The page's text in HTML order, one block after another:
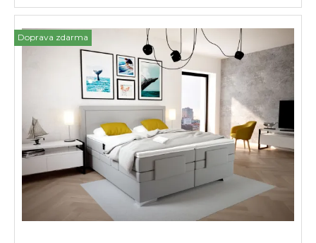
Doprava zdarma